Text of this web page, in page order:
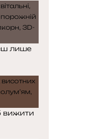
лише
вижити